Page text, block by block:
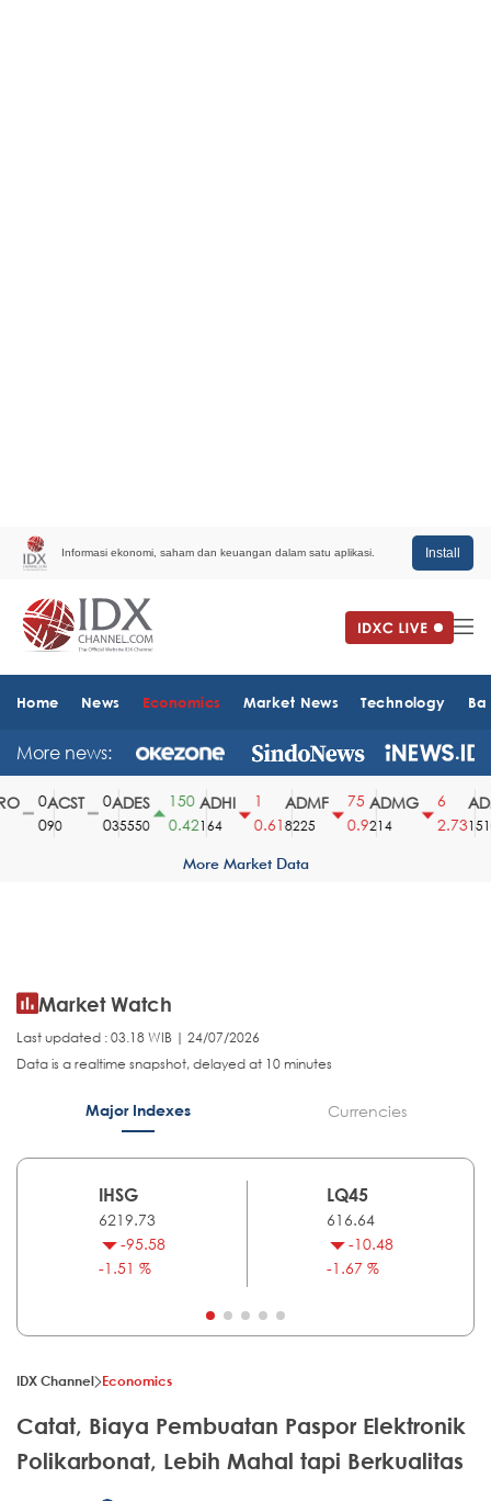
Informasi ekonomi, saham dan keuangan dalam satu aplikasi. Install
Home News Economics Market News Technology
More news:
ACST
90
ADES
35550
150
0.42
ADHI
164
0.61
ADMF
8225
75
0.9
ADMG
214
2.731510
More Market Data
Market Watch
Last updated : 03.18 WIB | 24/07/2026
Data is a realtime snapshot, delayed at 10 minutes
Major Indexes Currencies
IHSG
6219.73
-95.58
-1.51 %
LQ45
616.64
-10.48
-1.67 %
IDX Channel Economics
Catat, Biaya Pembuatan Paspor Elektronik
Polikarbonat, Lebih Mahal tapi Berkualitas